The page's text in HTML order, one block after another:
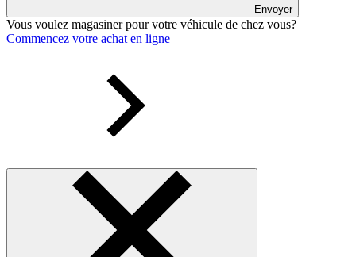
Envoyer
Vous voulez magasiner pour votre véhicule de chez vous?
Commencez votre achat en ligne